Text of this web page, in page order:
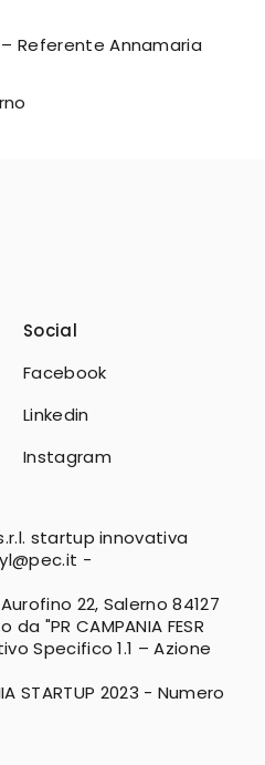
– Referente Annamaria
Social
Facebook
Linkedin
Instagram
startup innovativa
-
22, Salerno 84127
"PR CAMPANIA FESR
Specifico 1.1 – Azione
STARTUP 2023 - Numero